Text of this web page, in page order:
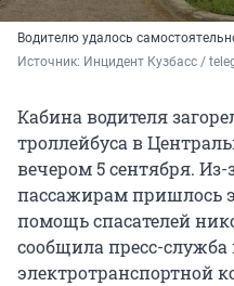
Водителю удалось
Источник: Инцидент Кузбасс /
Кабина водителя
троллейбуса в
вечером 5 сентября.
пассажирам пришлось
помощь спасателей
сообщила пресс-служба
электротранспортной